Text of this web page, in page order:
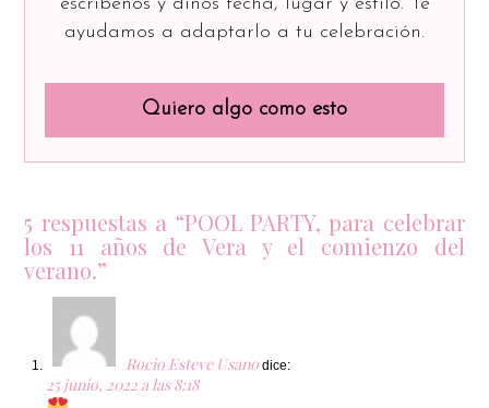
ayudamos a adaptarlo a tu celebración.
Quiero algo como esto
5 respuestas a “POOL PARTY, para celebrar
los 11 años de Vera y el comienzo del
verano.”
Rocio Esteve Usano dice:
25 junio, 2022 a las 8:18